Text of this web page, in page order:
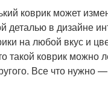
коврик может
деталью в дизайне
на любой вкус и
такой коврик можно
Все что нужно